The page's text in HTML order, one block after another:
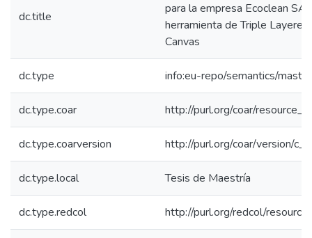
dc.title
para la empresa Ecoclean
herramienta de Triple
Canvas
dc.type info:eu-repo/semantics/
dc.type.coar http://purl.org/coar/
dc.type.coarversion http://purl.org/coar/version/
dc.type.local Tesis de Maestría
dc.type.redcol http://purl.org/redcol/